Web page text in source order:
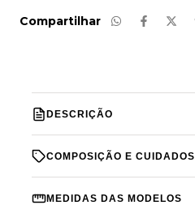
Compartilhar
DESCRIÇÃO
COMPOSIÇÃO E CUIDADOS
MEDIDAS DAS MODELOS